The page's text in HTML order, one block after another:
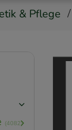
& Pflege
(4082)